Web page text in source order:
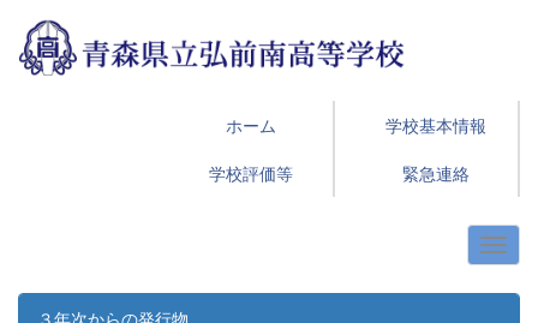
ホーム
学校基本情報
学校評価等
緊急連絡
３年次からの発行物